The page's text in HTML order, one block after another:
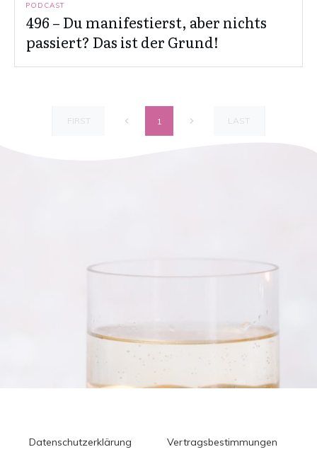
PODCAST
496 – Du manifestierst, aber nichts
passiert? Das ist der Grund!
FIRST 1 LAST
Datenschutzerklärung
Vertragsbestimmungen